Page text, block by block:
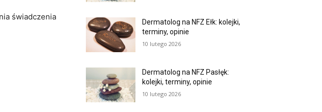
świadczenia
Dermatolog na NFZ Ełk: kolejki,
terminy, opinie
10 lutego 2026
Dermatolog na NFZ Pasłęk:
kolejki, terminy, opinie
10 lutego 2026